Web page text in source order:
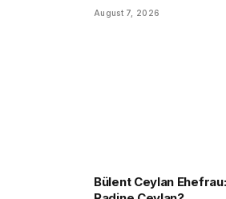
August 7, 2026
Bülent Ceylan